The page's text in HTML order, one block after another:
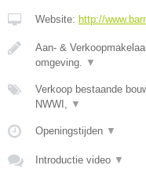
Website: http://
Aan- &
omgeving.
▼
Verkoop bestaande
NWWI,
▼
Openingstijden ▼
Introductie video ▼